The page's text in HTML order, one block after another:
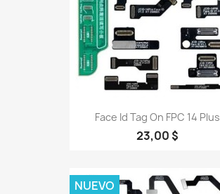
Face Id Tag On FPC 14 Plus
23,00 $
NUEVO